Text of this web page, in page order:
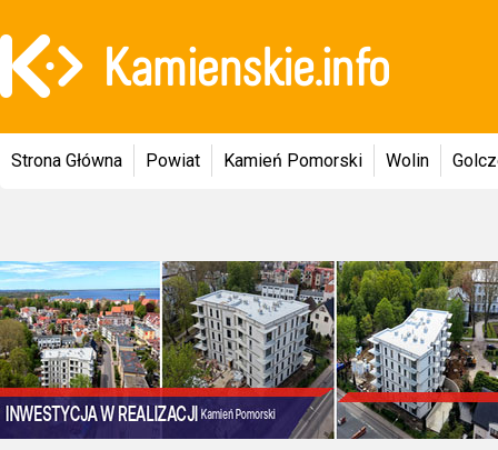
Strona Główna Powiat Kamień Pomorski Wolin